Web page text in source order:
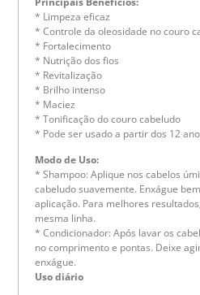
* Limpeza eficaz
* Controle da oleosidade no couro
* Fortalecimento
* Nutrição dos fios
* Revitalização
* Brilho intenso
* Maciez
* Tonificação do couro cabeludo
* Pode ser usado a partir dos 12
Modo de Uso:
* Shampoo: Aplique nos cabelos
cabeludo suavemente. Enxágue
aplicação. Para melhores
mesma linha.
* Condicionador: Após lavar os
no comprimento e pontas. Deixe
enxágue.
Uso diário